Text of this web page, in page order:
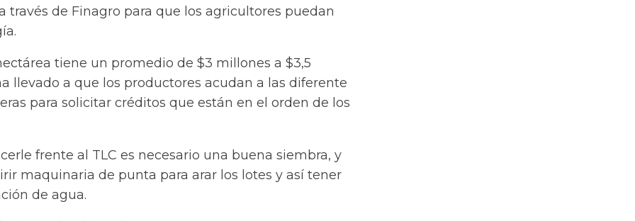
través de Finagro para que los agricultores puedan
tiene un promedio de $3 millones a $3,5
llevado a que los productores acudan a las diferente
para solicitar créditos que están en el orden de los
frente al TLC es necesario una buena siembra, y
maquinaria de punta para arar los lotes y así tener
de agua.